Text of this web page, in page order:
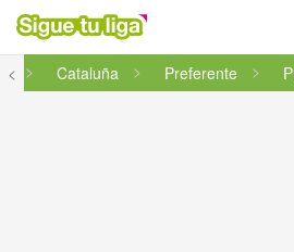
<
Cataluña Preferente